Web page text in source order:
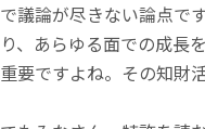
で議論が尽きない論点で
り、あらゆる面での成長
重要ですよね。その知財